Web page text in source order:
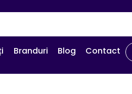
Branduri Blog Contact